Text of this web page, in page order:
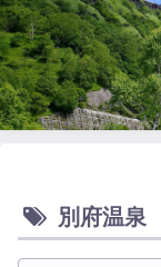
別府温泉